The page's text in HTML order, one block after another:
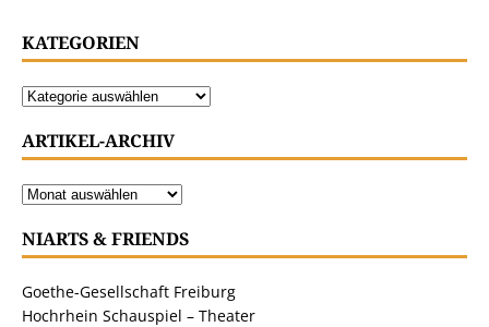
KATEGORIEN
ARTIKEL-ARCHIV
NIARTS & FRIENDS
Goethe-Gesellschaft Freiburg
Hochrhein Schauspiel – Theater